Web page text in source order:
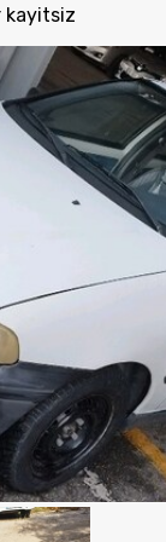
kayitsiz